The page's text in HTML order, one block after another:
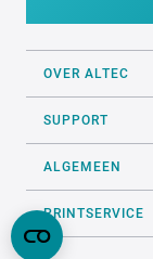
OVER ALTEC
SUPPORT
ALGEMEEN
PRINTSERVICE